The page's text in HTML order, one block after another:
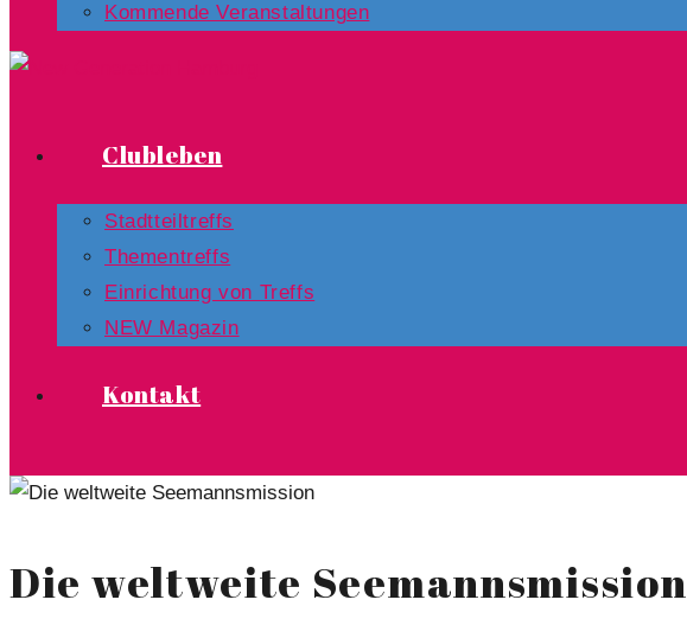
Kommende Veranstaltungen
Clubleben
Stadtteiltreffs
Thementreffs
Einrichtung von Treffs​
NEW Magazin
Kontakt
Die weltweite Seemannsmission